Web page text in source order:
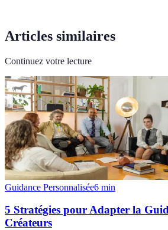
Articles similaires
Continuez votre lecture
Guidance Personnalisée6 min
5 Stratégies pour Adapter la
Créateurs